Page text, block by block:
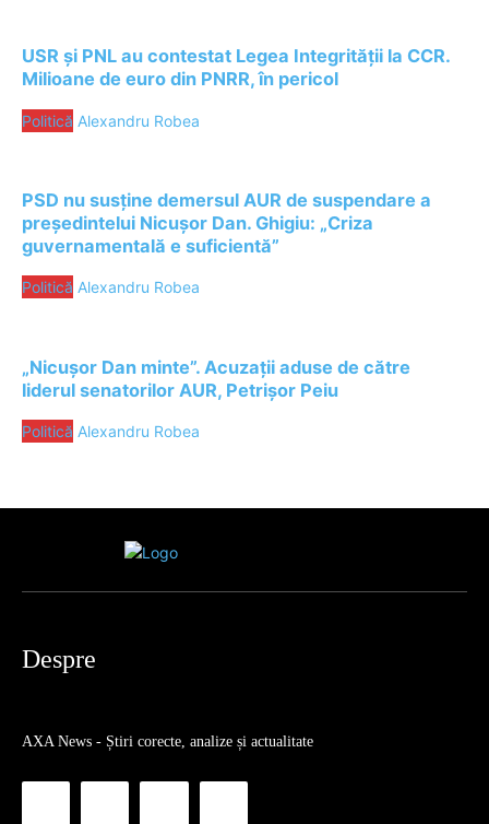
USR și PNL au contestat Legea Integrității la CCR.
Milioane de euro din PNRR, în pericol
Politică Alexandru Robea
PSD nu susține demersul AUR de suspendare a
președintelui Nicușor Dan. Ghigiu: „Criza
guvernamentală e suficientă”
Politică Alexandru Robea
„Nicușor Dan minte”. Acuzații aduse de către
liderul senatorilor AUR, Petrișor Peiu
Politică Alexandru Robea
Despre
AXA News - Știri corecte, analize și actualitate